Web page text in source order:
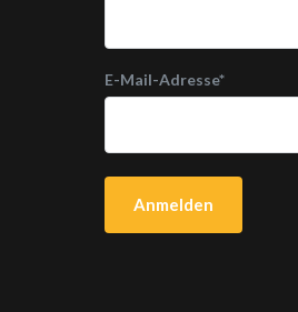
E-Mail-Adresse*